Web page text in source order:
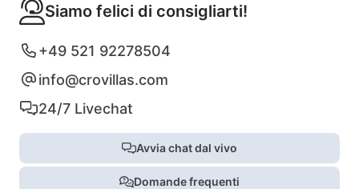
Siamo felici di consigliarti!
+49 521 92278504
info@crovillas.com
24/7 Livechat
Avvia chat dal vivo
Domande frequenti